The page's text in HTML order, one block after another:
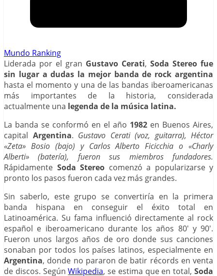
Mundo Ranking
Liderada por el gran Gustavo Cerati, Soda Stereo fue
sin lugar a dudas la mejor banda de rock argentina
hasta el momento y una de las bandas iberoamericanas
más importantes de la historia, considerada
actualmente una legenda de la música latina.
La banda se conformó en el año 1982 en Buenos Aires,
capital Argentina. Gustavo Cerati (voz, guitarra), Héctor
«Zeta» Bosio (bajo) y Carlos Alberto Ficicchia o «Charly
Alberti» (batería), fueron sus miembros fundadores.
Rápidamente Soda Stereo comenzó a popularizarse y
pronto los pasos fueron cada vez más grandes.
Sin saberlo, este grupo se convertiría en la primera
banda hispana en conseguir el éxito total en
Latinoamérica. Su fama influenció directamente al rock
español e iberoamericano durante los años 80′ y 90′.
Fueron unos largos años de oro donde sus canciones
sonaban por todos los países latinos, especialmente en
Argentina, donde no pararon de batir récords en venta
de discos. SegúnWikipedia, se estima que en total,Soda